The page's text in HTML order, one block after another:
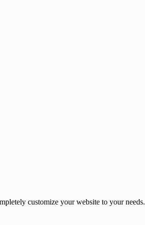
customize your website to your needs.